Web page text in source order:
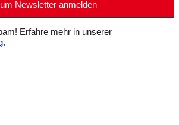
Erfahre mehr in unserer
.